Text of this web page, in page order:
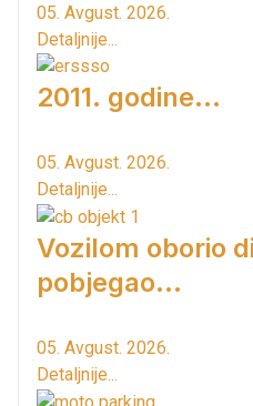
05. Avgust. 2026.
Detaljnije...
2011. godine...
05. Avgust. 2026.
Detaljnije...
Vozilom oborio
pobjegao...
05. Avgust. 2026.
Detaljnije...